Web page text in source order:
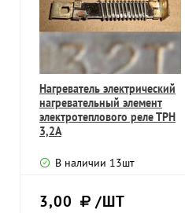
Нагреватель электрический
нагревательный элемент
электротеплового реле ТРН
3,2А
В наличии 13шт
3,00 /ШТ